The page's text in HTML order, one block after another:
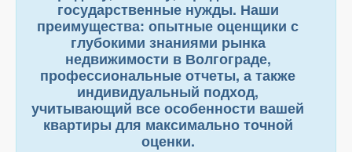
государственные нужды. Наши
преимущества: опытные оценщики с
глубокими знаниями рынка
недвижимости в Волгограде,
профессиональные отчеты, а также
индивидуальный подход,
учитывающий все особенности вашей
квартиры для максимально точной
оценки.